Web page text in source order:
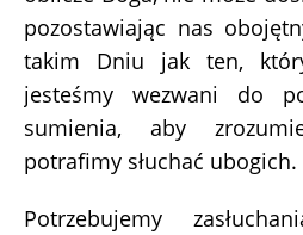
pozostawiając nas
takim Dniu jak ten,
jesteśmy wezwani do
sumienia, aby
potrafimy słuchać ubogich.
Potrzebujemy